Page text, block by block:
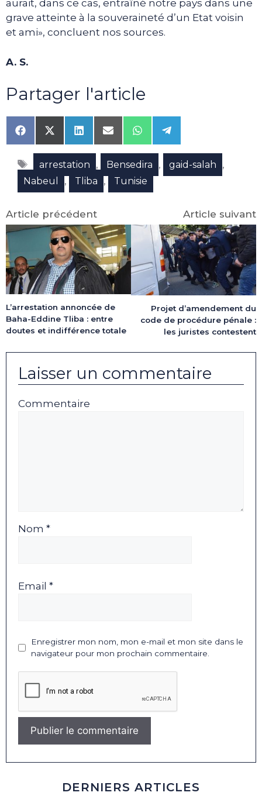
aurait, dans ce cas, entraîné notre pays dans une
grave atteinte à la souveraineté d’un Etat voisin
et ami», concluent nos sources.
A. S.
Partager l'article
Share
on
Facebook
Share
on
X
(Twitter)
Share
on
LinkedIn
Share
on
Email
Share
on
WhatsApp
Share
on
Telegram
Étiquettes
arrestation , Bensedira , gaid-salah ,
Nabeul , Tliba , Tunisie
Article précédent
L’arrestation annoncée de
Baha-Eddine Tliba : entre
doutes et indifférence totale
Article suivant
Projet d’amendement du
code de procédure pénale :
les juristes contestent
Laisser un commentaire
Commentaire
Nom *
Email *
Enregistrer mon nom, mon e-mail et mon site dans le
navigateur pour mon prochain commentaire.
DERNIERS ARTICLES